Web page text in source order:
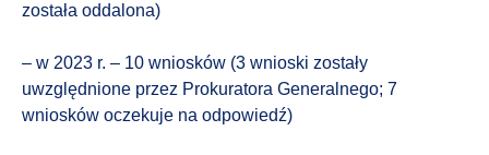
została oddalona)
– w 2023 r. – 10 wniosków (3 wnioski zostały
uwzględnione przez Prokuratora Generalnego; 7
wniosków oczekuje na odpowiedź)